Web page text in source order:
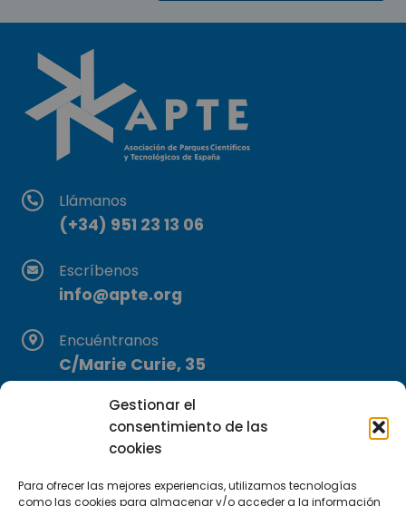
Gestionar el
consentimiento de las
cookies
Para ofrecer las mejores experiencias, utilizamos tecnologías
como las cookies para almacenar y/o acceder a la información
Llámanos
(+34) 951 23 13 06
Escríbenos
info@apte.org
Encuéntranos
C/Marie Curie, 35